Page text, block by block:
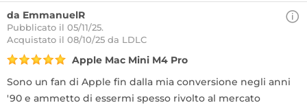
da EmmanuelR
Pubblicato il 05/11/25.
Acquistato il 08/10/25 da LDLC
Apple Mac Mini M4 Pro
Sono un fan di Apple fin dalla mia conversione negli anni
'90 e ammetto di essermi spesso rivolto al mercato